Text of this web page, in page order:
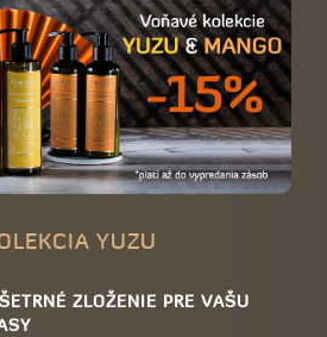
YUZU
ZLOŽENIE PRE VAŠU